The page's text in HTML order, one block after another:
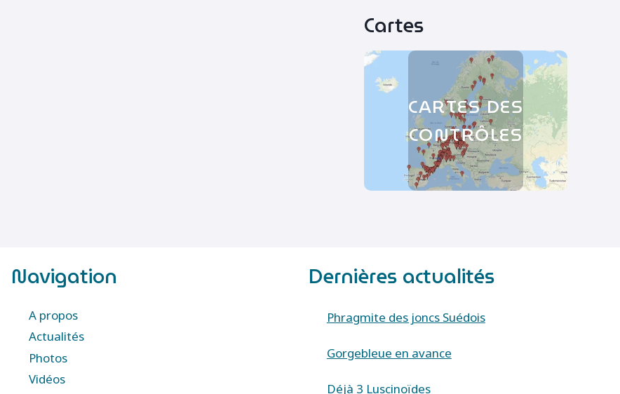
Cartes
CARTES DES
CONTRÔLES
Navigation
A propos
Actualités
Photos
Vidéos
Dernières actualités
Phragmite des joncs Suédois
Gorgebleue en avance
Déjà 3 Luscinoïdes